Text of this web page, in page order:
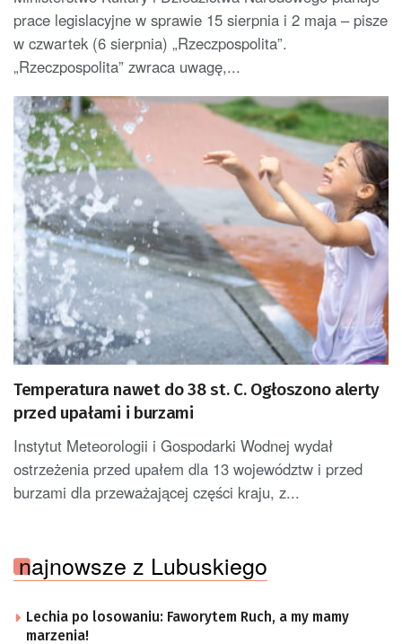
prace legislacyjne w sprawie 15 sierpnia i 2 maja – pisze
w czwartek (6 sierpnia) „Rzeczpospolita”.
„Rzeczpospolita” zwraca uwagę,...
Temperatura nawet do 38 st. C. Ogłoszono alerty
przed upałami i burzami
Instytut Meteorologii i Gospodarki Wodnej wydał
ostrzeżenia przed upałem dla 13 województw i przed
burzami dla przeważającej części kraju, z...
najnowsze z Lubuskiego
Lechia po losowaniu: Faworytem Ruch, a my mamy
marzenia!